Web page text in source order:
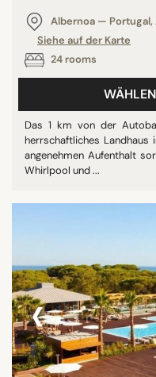
Albernoa — Portugal,
Siehe auf der Karte
24 rooms
Das 1 km von der
herrschaftliches Landhaus
angenehmen Aufenthalt
Whirlpool und ...
‹